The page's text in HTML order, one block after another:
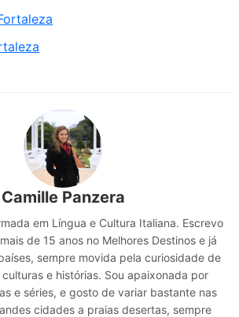
Camille Panzera
em Língua e Cultura Italiana. Escrevo
de 15 anos no Melhores Destinos e já
sempre movida pela curiosidade de
e histórias. Sou apaixonada por
e séries, e gosto de variar bastante nas
cidades a praias desertas, sempre